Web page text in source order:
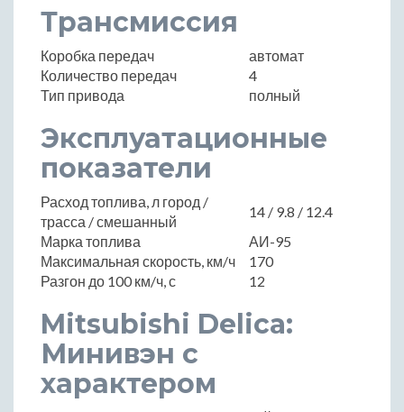
Трансмиссия
Коробка передач
автомат
Количество передач
4
Тип привода
полный
Эксплуатационные
показатели
Расход топлива, л город /
трасса / смешанный
14 / 9.8 / 12.4
Марка топлива
АИ-95
Максимальная скорость, км/ч
170
Разгон до 100 км/ч, с
12
Mitsubishi Delica:
Минивэн с
характером